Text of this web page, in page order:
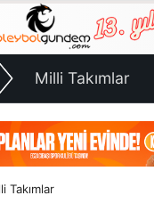
Milli Takımlar
Takımlar